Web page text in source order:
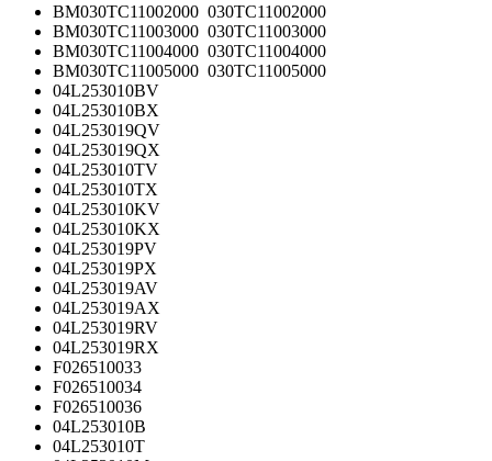
BM030TC11002000 030TC11002000
BM030TC11003000 030TC11003000
BM030TC11004000 030TC11004000
BM030TC11005000 030TC11005000
04L253010BV
04L253010BX
04L253019QV
04L253019QX
04L253010TV
04L253010TX
04L253010KV
04L253010KX
04L253019PV
04L253019PX
04L253019AV
04L253019AX
04L253019RV
04L253019RX
F026510033
F026510034
F026510036
04L253010B
04L253010T